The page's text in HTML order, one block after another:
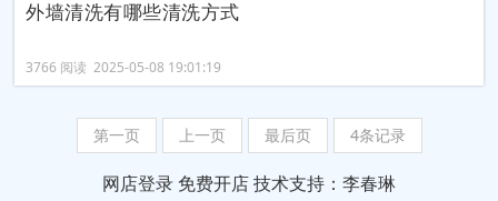
外墙清洗有哪些清洗方式
3766 阅读 2025-05-08 19:01:19
第一页 上一页 最后页 4条记录
网店登录 免费开店技术支持：李春琳